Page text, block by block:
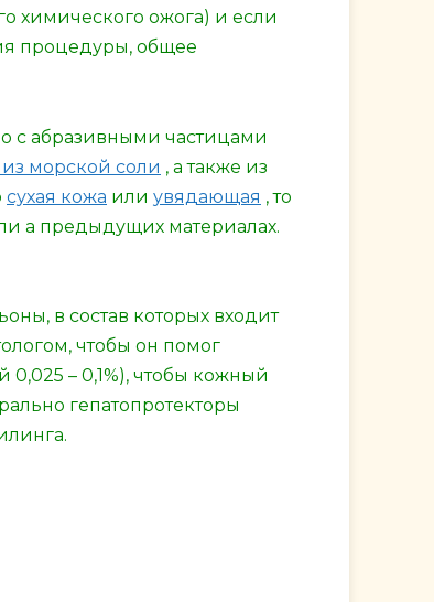
химического ожога) и если
процедуры, общее
с абразивными частицами
морской соли , а также из
сухая кожа или увядающая , то
а предыдущих материалах.
в состав которых входит
чтобы он помог
– 0,1%), чтобы кожный
гепатопротекторы